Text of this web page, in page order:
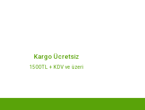
Kargo Ücretsiz
1500TL + KDV ve üzeri